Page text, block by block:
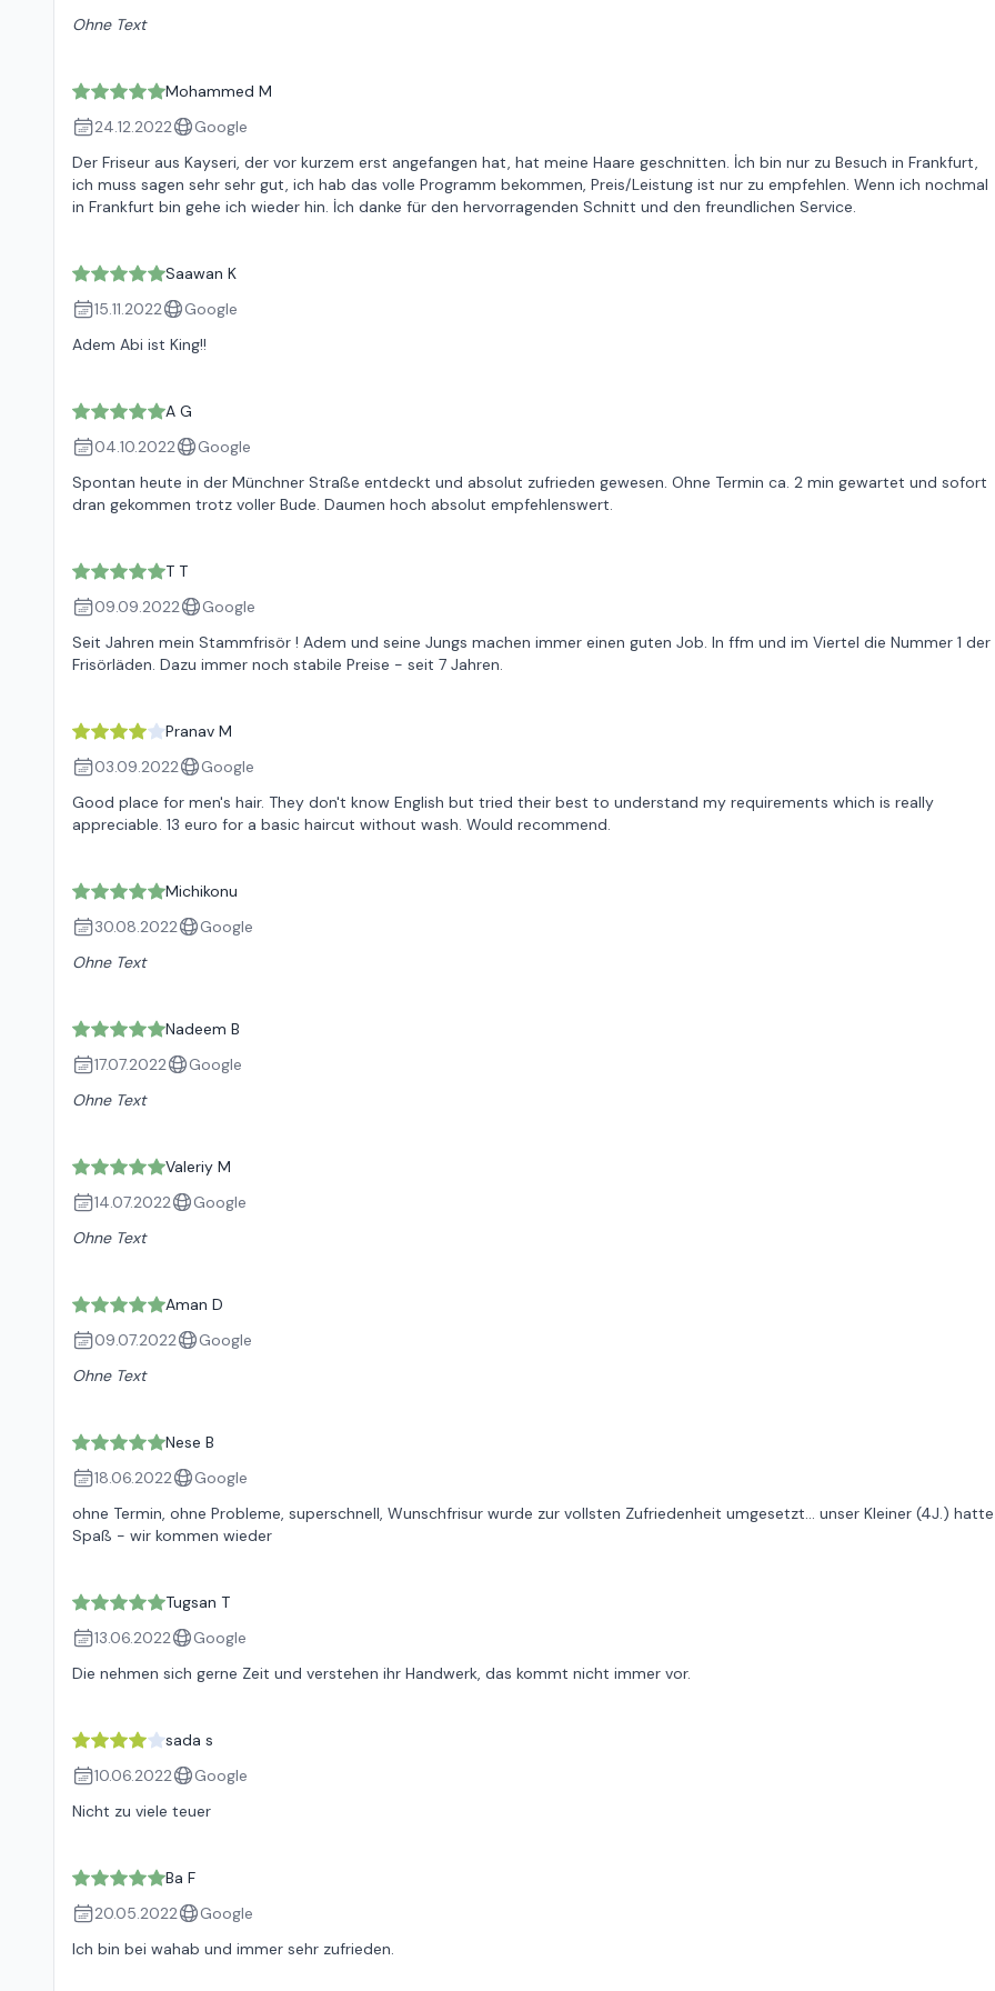
Ohne Text
Mohammed M
24.12.2022
Google
Der Friseur aus Kayseri, der vor kurzem erst angefangen hat, hat meine Haare geschnitten. İch bin nur zu Besuch in Frankfurt,
ich muss sagen sehr sehr gut, ich hab das volle Programm bekommen, Preis/Leistung ist nur zu empfehlen. Wenn ich nochmal
in Frankfurt bin gehe ich wieder hin. İch danke für den hervorragenden Schnitt und den freundlichen Service.
Saawan K
15.11.2022
Google
Adem Abi ist King!!
A G
04.10.2022
Google
Spontan heute in der Münchner Straße entdeckt und absolut zufrieden gewesen. Ohne Termin ca. 2 min gewartet und sofort
dran gekommen trotz voller Bude. Daumen hoch absolut empfehlenswert.
T T
09.09.2022
Google
Seit Jahren mein Stammfrisör ! Adem und seine Jungs machen immer einen guten Job. In ffm und im Viertel die Nummer 1 der
Frisörläden. Dazu immer noch stabile Preise - seit 7 Jahren.
Pranav M
03.09.2022
Google
Good place for men's hair. They don't know English but tried their best to understand my requirements which is really
appreciable. 13 euro for a basic haircut without wash. Would recommend.
Michikonu
30.08.2022
Google
Ohne Text
Nadeem B
17.07.2022
Google
Ohne Text
Valeriy M
14.07.2022
Google
Ohne Text
Aman D
09.07.2022
Google
Ohne Text
Nese B
18.06.2022
Google
ohne Termin, ohne Probleme, superschnell, Wunschfrisur wurde zur vollsten Zufriedenheit umgesetzt... unser Kleiner (4J.) hatte
Spaß - wir kommen wieder
Tugsan T
13.06.2022
Google
Die nehmen sich gerne Zeit und verstehen ihr Handwerk, das kommt nicht immer vor.
sada s
10.06.2022
Google
Nicht zu viele teuer
Ba F
20.05.2022
Google
Ich bin bei wahab und immer sehr zufrieden.